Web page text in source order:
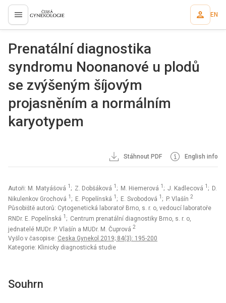
proLékaře.cz EN
Prenatální diagnostika
syndromu Noonanové u plodů
se zvýšeným šíjovým
projasněním a normálním
karyotypem
Stáhnout PDF English info
Autoři: M. Matyášová 1 ; Z. Dobšáková 1 ; M. Hiemerová 1 ; J. Kadlecová 1 ; D.
Nikulenkov Grochová 1 ; E. Popelínská 1 ; E. Svobodová 1 ; P. Vlašín 2
Působiště autorů: Cytogenetická laboratoř Brno, s. r. o, vedoucí laboratoře
RNDr. E. Popelínská 1 ; Centrum prenatální diagnostiky Brno, s. r. o,
jednatelé MUDr. P. Vlašín a MUDr. M. Čuprová 2
Vyšlo v časopise: Ceska Gynekol 2019; 84(3): 195-200
Kategorie: Klinicky diagnostická studie
Souhrn